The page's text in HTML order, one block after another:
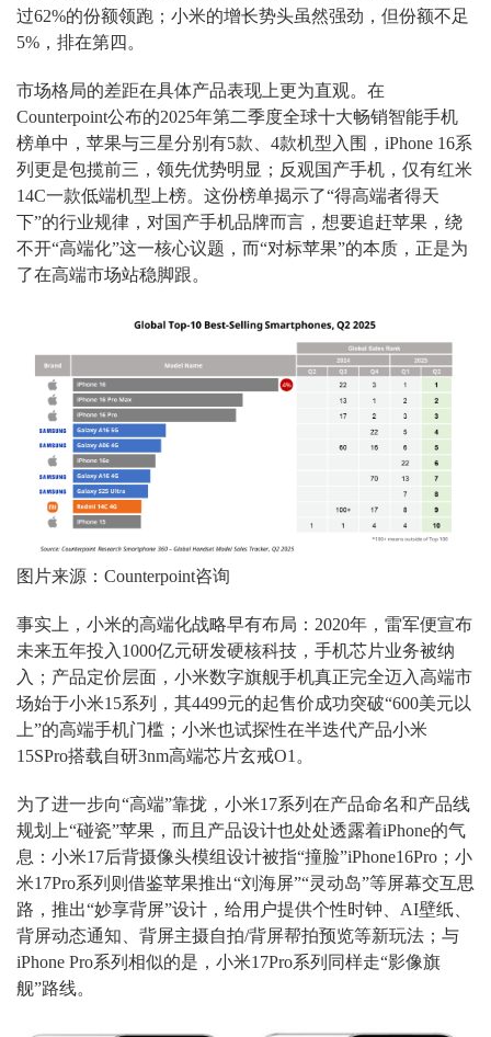
过62%的份额领跑；小米的增长势头虽然强劲，但份额不足
5%，排在第四。
市场格局的差距在具体产品表现上更为直观。在
Counterpoint公布的2025年第二季度全球十大畅销智能手机
榜单中，苹果与三星分别有5款、4款机型入围，iPhone 16系
列更是包揽前三，领先优势明显；反观国产手机，仅有红米
14C一款低端机型上榜。这份榜单揭示了“得高端者得天
下”的行业规律，对国产手机品牌而言，想要追赶苹果，绕
不开“高端化”这一核心议题，而“对标苹果”的本质，正是为
了在高端市场站稳脚跟。
图片来源：Counterpoint咨询
事实上，小米的高端化战略早有布局：2020年，雷军便宣布
未来五年投入1000亿元研发硬核科技，手机芯片业务被纳
入；产品定价层面，小米数字旗舰手机真正完全迈入高端市
场始于小米15系列，其4499元的起售价成功突破“600美元以
上”的高端手机门槛；小米也试探性在半迭代产品小米
15SPro搭载自研3nm高端芯片玄戒O1。
为了进一步向“高端”靠拢，小米17系列在产品命名和产品线
规划上“碰瓷”苹果，而且产品设计也处处透露着iPhone的气
息：小米17后背摄像头模组设计被指“撞脸”iPhone16Pro；小
米17Pro系列则借鉴苹果推出“刘海屏”“灵动岛”等屏幕交互思
路，推出“妙享背屏”设计，给用户提供个性时钟、AI壁纸、
背屏动态通知、背屏主摄自拍/背屏帮拍预览等新玩法；与
iPhone Pro系列相似的是，小米17Pro系列同样走“影像旗
舰”路线。